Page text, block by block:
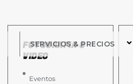
SERVICIOS & PRECIOS
FOTOGRAFIA &
VIDEO
Eventos